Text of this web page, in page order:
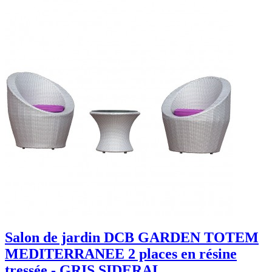
Salon de jardin DCB GARDEN TOTEM
MEDITERRANEE 2 places en résine